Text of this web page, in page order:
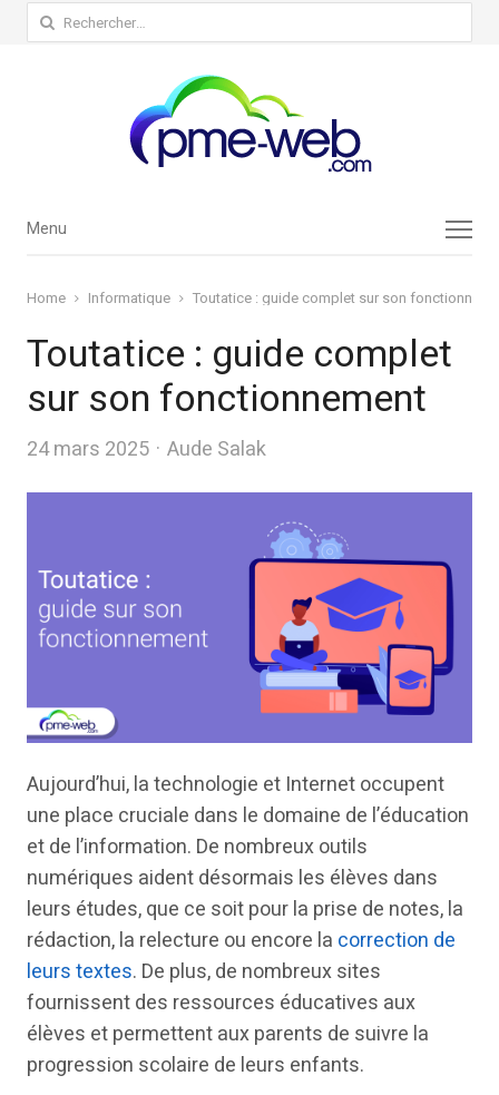
Rechercher :
Menu
Menu
Home Informatique Toutatice : guide complet sur son
Toutatice : guide complet
sur son fonctionnement
24 mars 2025 Author
Aude Salak
Aujourd’hui, la technologie et Internet occupent
une place cruciale dans le domaine de l’éducation
et de l’information. De nombreux outils
numériques aident désormais les élèves dans
leurs études, que ce soit pour la prise de notes, la
rédaction, la relecture ou encore la correction de
leurs textes. De plus, de nombreux sites
fournissent des ressources éducatives aux
élèves et permettent aux parents de suivre la
progression scolaire de leurs enfants.